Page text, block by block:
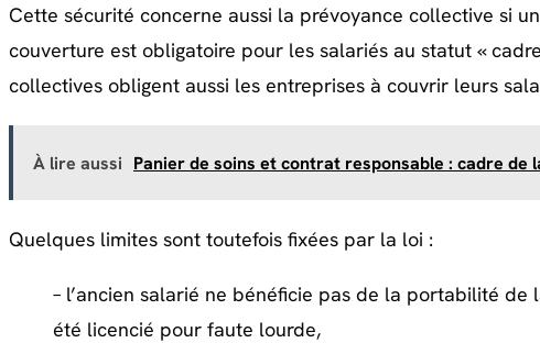
Cette sécurité concerne aussi la prévoyance collective si
couverture est obligatoire pour les salariés au statut «
collectives obligent aussi les entreprises à couvrir leurs
À lire aussi Panier de soins et contrat responsable : cadre de
Quelques limites sont toutefois fixées par la loi :
– l’ancien salarié ne bénéficie pas de la portabilité de
été licencié pour faute lourde,